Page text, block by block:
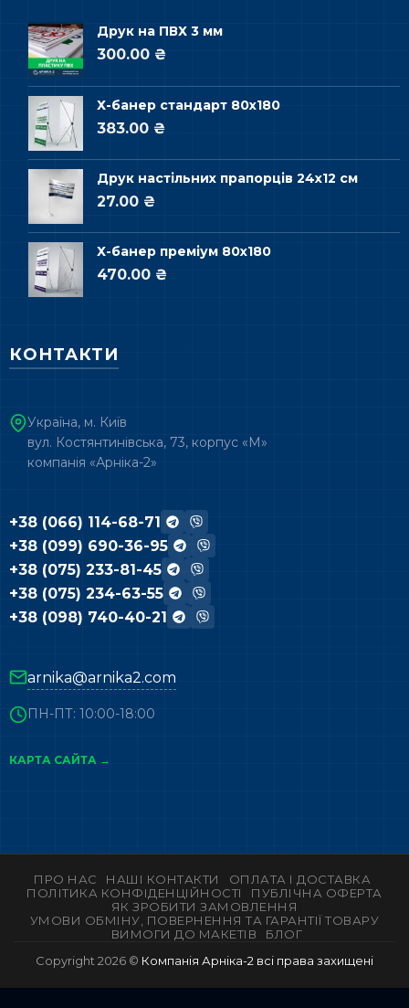
Друк на ПВХ 3 мм
300.00 ₴
Х-банер стандарт 80х180
383.00 ₴
Друк настільних прапорців 24х12 см
27.00 ₴
Х-банер преміум 80х180
470.00 ₴
КОНТАКТИ
Україна, м. Київ
вул. Костянтинівська, 73, корпус «М»
компанія «Арніка-2»
+38 (066) 114-68-71
+38 (099) 690-36-95
+38 (075) 233-81-45
+38 (075) 234-63-55
+38 (098) 740-40-21
arnika@arnika2.com
ПН-ПТ: 10:00-18:00
КАРТА САЙТА →
ПРО НАС НАШІ КОНТАКТИ
ОПЛАТА І ДОСТАВКА
ПОЛІТИКА КОНФІДЕНЦІЙНОСТІ
ПУБЛІЧНА ОФЕРТА
ЯК ЗРОБИТИ ЗАМОВЛЕННЯ
УМОВИ ОБМІНУ, ПОВЕРНЕННЯ ТА ГАРАНТІЇ ТОВАРУ
ВИМОГИ ДО МАКЕТІВ
БЛОГ
Copyright 2026 © Компанія Арніка-2 всі права захищені